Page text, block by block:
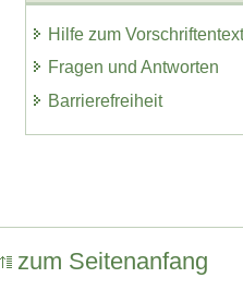
Hilfe zum
Fragen und Antworten
Barrierefreiheit
zum Seitenanfang